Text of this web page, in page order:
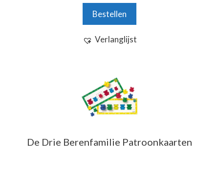
5Bestellen
Verlanglijst
De Drie Berenfamilie Patroonkaarten